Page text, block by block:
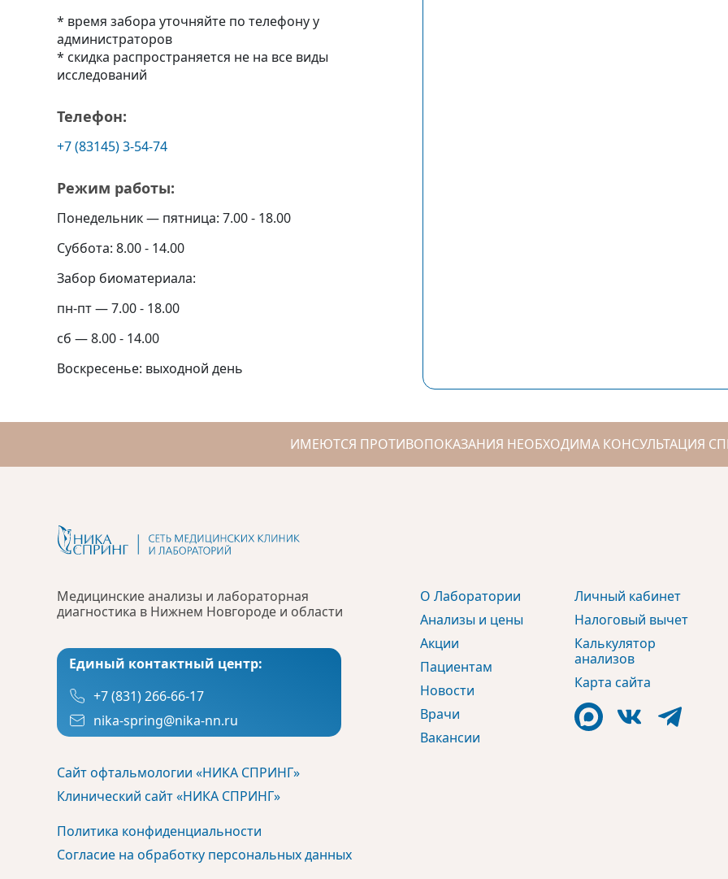
* время забора уточняйте по телефону у
администраторов
* скидка распространяется не на все виды
исследований
Телефон:
+7 (83145) 3-54-74
Режим работы:
Понедельник — пятница: 7.00 - 18.00
Суббота: 8.00 - 14.00
Забор биоматериала:
пн-пт — 7.00 - 18.00
сб — 8.00 - 14.00
Воскресенье: выходной день
ИМЕЮТСЯ ПРОТИВОПОКАЗАНИЯ НЕОБХОДИМА КОНСУЛЬТАЦИЯ
Медицинские анализы и лабораторная
диагностика в Нижнем Новгороде и области
Единый контактный центр:
+7 (831) 266-66-17
nika-spring@nika-nn.ru
Сайт офтальмологии «НИКА СПРИНГ»
Клинический сайт «НИКА СПРИНГ»
Политика конфиденциальности
Согласие на обработку персональных данных
О Лаборатории
Анализы и цены
Акции
Пациентам
Новости
Врачи
Вакансии
Личный кабинет
Налоговый вычет
Калькулятор
анализов
Карта сайта